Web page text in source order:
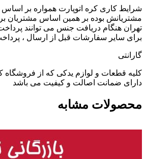
شرایط کاری کره اتوپارت همواره بر اساس
مشتریانش بوده بر همین اساس مشتریان
تهران هنگام دریافت جنس می توانند
برای سایر سفارشات قبل از ارسال ،
گارانتی
کلیه قطعات و لوازم یدکی که از فروشگاه
دارای ضمانت اصالت و کیفیت می باشد
محصولات مشابه